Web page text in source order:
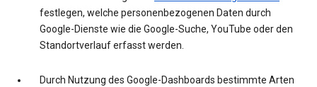
festlegen, welche personenbezogenen Daten durch
Google-Dienste wie die Google-Suche, YouTube oder den
Standortverlauf erfasst werden.
Durch Nutzung des Google-Dashboards bestimmte Arten